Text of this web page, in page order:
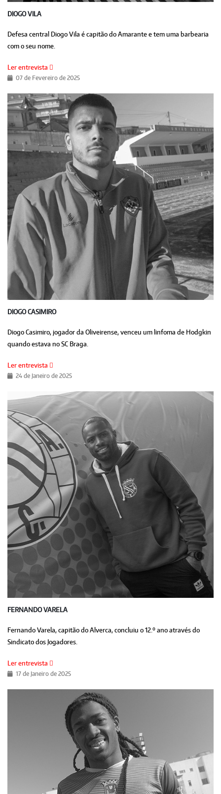
DIOGO VILA
Defesa central Diogo Vila é capitão do Amarante e tem uma barbearia
com o seu nome.
Ler entrevista
07 de Fevereiro de 2025
DIOGO CASIMIRO
Diogo Casimiro, jogador da Oliveirense, venceu um linfoma de Hodgkin
quando estava no SC Braga.
Ler entrevista
24 de Janeiro de 2025
FERNANDO VARELA
Fernando Varela, capitão do Alverca, concluiu o 12.º ano através do
Sindicato dos Jogadores.
Ler entrevista
17 de Janeiro de 2025